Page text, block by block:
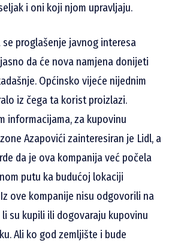
i oni koji njom upravljaju.
se proglašenje javnog interesa
da će nova namjena donijeti
Općinsko vijeće nijednim
iz čega ta korist proizlazi.
informacijama, za kupovinu
Azapovići zainteresiran je Lidl, a
da je ova kompanija već počela
putu ka budućoj lokaciji
ove kompanije nisu odgovorili na
su kupili ili dogovaraju kupovinu
Ali ko god zemljište i bude